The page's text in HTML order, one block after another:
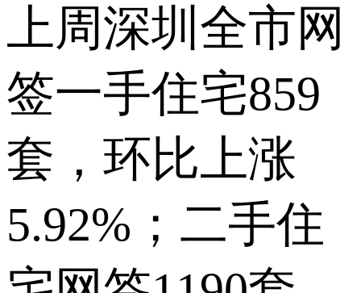
上周深圳全市网
签一手住宅859
套，环比上涨
5.92%；二手住